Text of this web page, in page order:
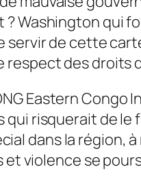
? Washington
servir de cette
des droits
Eastern
qui risquerait de
dans la
et violence se